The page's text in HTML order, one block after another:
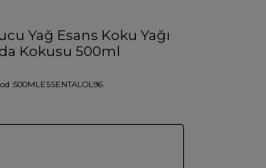
Yağ Esans Koku Yağı
Kokusu 500ml
:500MLESSENTALOL96